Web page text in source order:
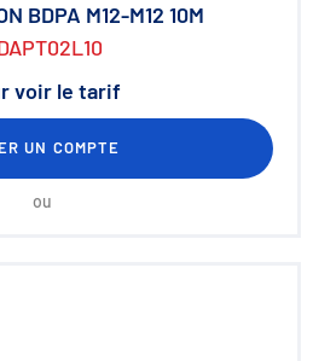
BDPA M12-M12 10M
voir le tarif
UN COMPTE
ou